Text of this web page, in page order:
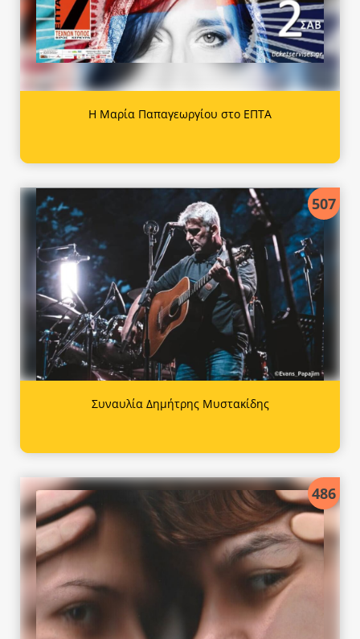
Η Μαρία Παπαγεωργίου στο ΕΠΤΑ
507
Συναυλία Δημήτρης Μυστακίδης
486